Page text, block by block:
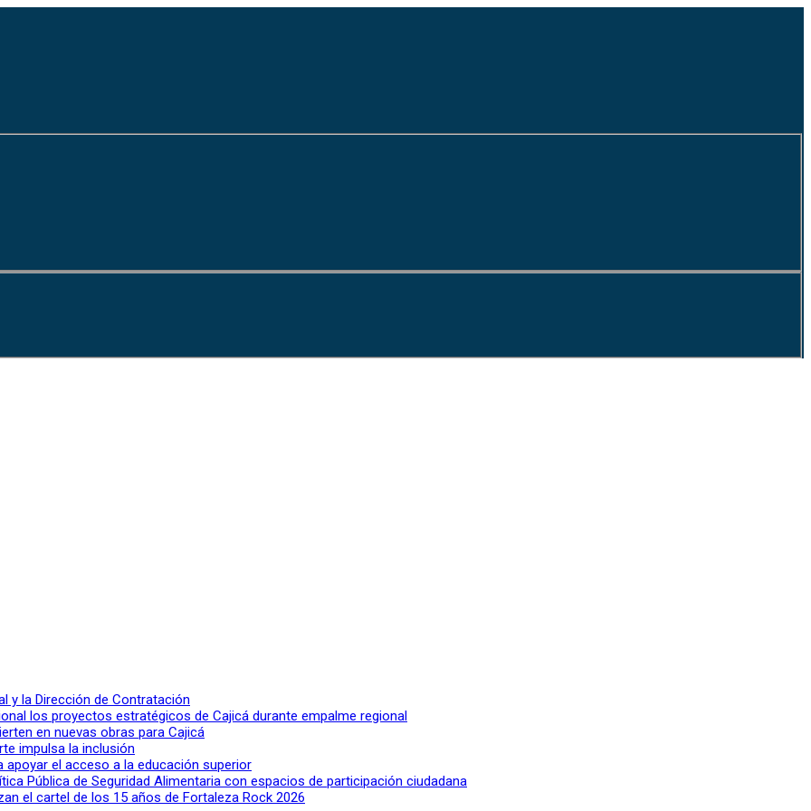
y la Dirección de Contratación
los proyectos estratégicos de Cajicá durante empalme regional
en nuevas obras para Cajicá
impulsa la inclusión
apoyar el acceso a la educación superior
Pública de Seguridad Alimentaria con espacios de participación ciudadana
el cartel de los 15 años de Fortaleza Rock 2026